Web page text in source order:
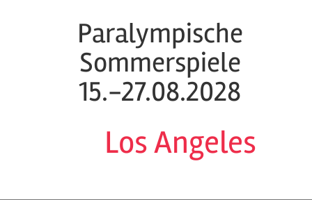
Paralympische
Sommerspiele
15.-27.08.2028
Los Angeles